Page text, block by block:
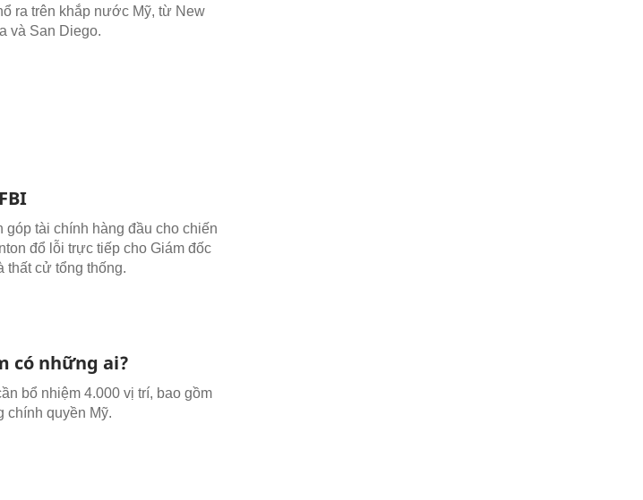
ra trên khắp nước Mỹ, từ New
và San Diego.
tài chính hàng đầu cho chiến
đổ lỗi trực tiếp cho Giám đốc
thất cử tổng thống.
có những ai?
bổ nhiệm 4.000 vị trí, bao gồm
chính quyền Mỹ.